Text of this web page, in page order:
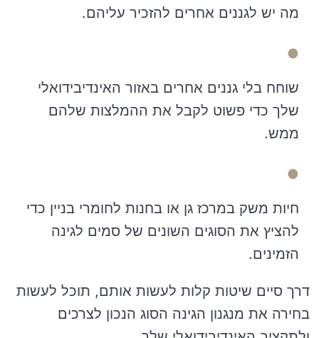
מה יש לגננים אחרים להזכיר עליהם.
שוחח בלי גננים אחרים באזור האינדיבידואלי
שלך כדי פשוט לקבל את ההמלצות שלהם
ממש.
חיות משק במרכז גן או בחנות לחומרי בניין כדי
להציץ את הסוגים השונים של סמים לגינה
הזמינים.
דרך סיים שיטות קלות לעשות אותם, תוכל לעשות
בחירה את מנגנון הגינה הסוג הנכון לצרכים